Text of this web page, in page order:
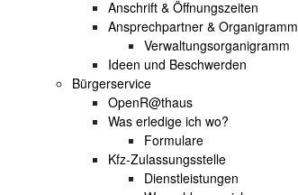
Anschrift & Öffnungszeiten
Ansprechpartner & Organigramm
Verwaltungsorganigramm
Ideen und Beschwerden
Bürgerservice
OpenR@thaus
Was erledige ich wo?
Formulare
Kfz-Zulassungsstelle
Dienstleistungen